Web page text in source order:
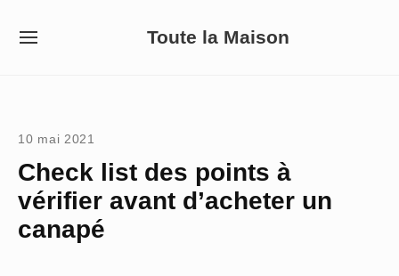
Toute la Maison
SITE
10 mai 2021
Check list des points à
vérifier avant d’acheter un
canapé